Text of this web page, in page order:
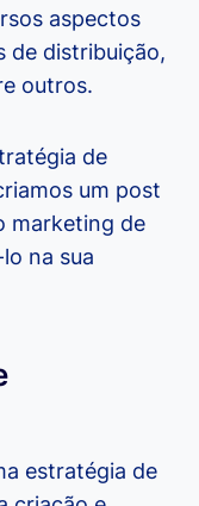
aspectos
de distribuição,
outros.
de
um post
marketing de
na sua
estratégia de